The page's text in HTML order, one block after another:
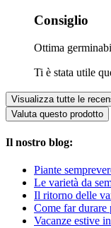
Consiglio
Ottima
Ti è stata utile
Visualizza tutte le
Valuta questo prodotto
Il nostro blog:
Piante
Le varietà da
Il ritorno delle
Come far
Vacanze estive